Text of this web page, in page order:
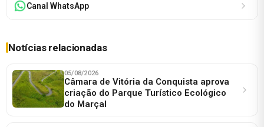
Canal WhatsApp
Notícias relacionadas
05/08/2026
Câmara de Vitória da Conquista aprova
criação do Parque Turístico Ecológico
do Marçal